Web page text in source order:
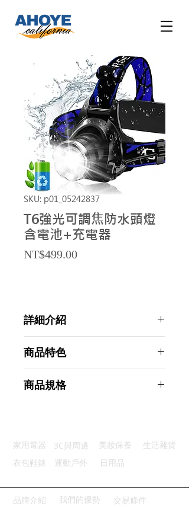
SKU: p01_05242837
T6強光可調焦防水頭燈
含電池+充電器
NT$499.00Price
詳細介紹
商品特色
彈性舒適：彈性燈帶可以隨意調節
商品規格
主要材質：鋁合金
商品尺寸：12*11.5*10cm
產地名稱：中國大陸
代理商：亞桓有限公司
家用電器 3C與周邊 美妝保養
生活雜貨
衣包鞋錶
運動戶外 日用品
品牌介紹 我們的優勢 交易條件